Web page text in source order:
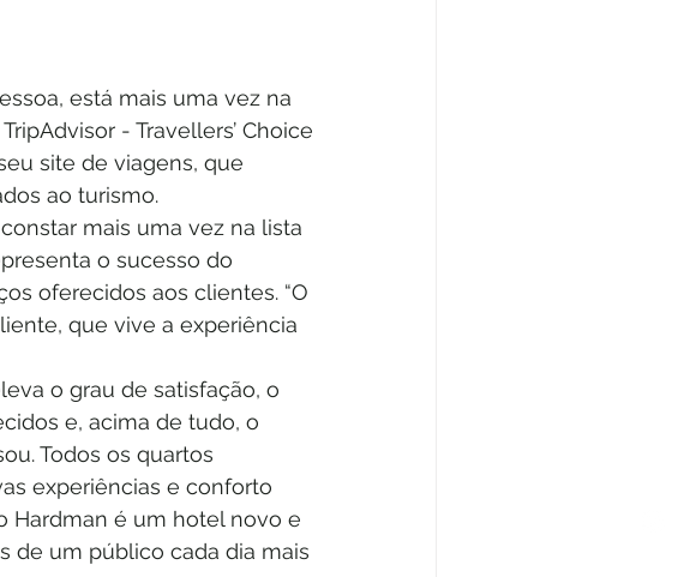
está mais uma vez na
- Travellers’ Choice
site de viagens, que
ao turismo.
mais uma vez na lista
o sucesso do
oferecidos aos clientes. “O
que vive a experiência
o grau de satisfação, o
e, acima de tudo, o
Todos os quartos
experiências e conforto
Hardman é um hotel novo e
de um público cada dia mais